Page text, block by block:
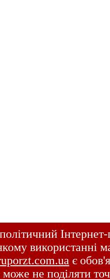
використанні
є
може не поділяти